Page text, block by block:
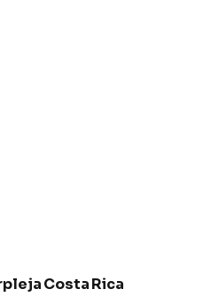
Costa Rica